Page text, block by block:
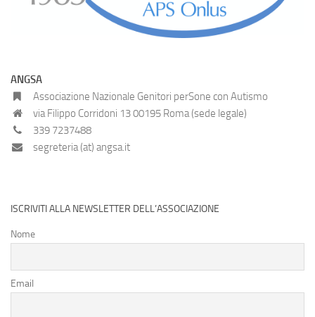
ANGSA
Associazione Nazionale Genitori perSone con Autismo
via Filippo Corridoni 13 00195 Roma (sede legale)
339 7237488
segreteria (at) angsa.it
ISCRIVITI ALLA NEWSLETTER DELL’ASSOCIAZIONE
Nome
Email